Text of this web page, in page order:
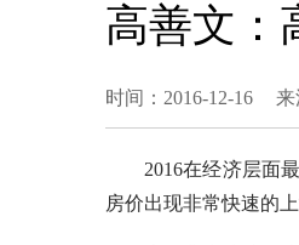
高善文：
时间：2016-12-16 来
2016在经济层面
房价出现非常快速的